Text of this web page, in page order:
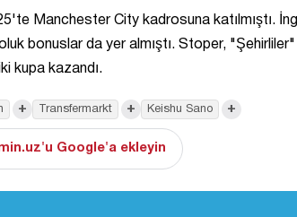
Manchester City kadrosuna katılmıştı.
bonuslar da yer almıştı. Stoper,
kupa kazandı.
+ Transfermarkt + Keishu Sano +
Google'a ekleyin